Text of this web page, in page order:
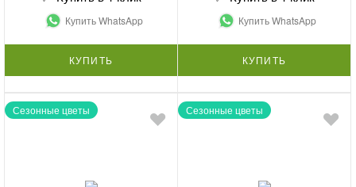
Купить WhatsApp
КУПИТЬ
Купить WhatsApp
КУПИТЬ
Сезонные цветы Сезонные цветы